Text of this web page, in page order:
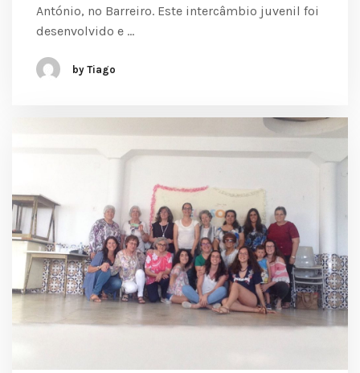
António, no Barreiro. Este intercâmbio juvenil foi
desenvolvido e …
by Tiago